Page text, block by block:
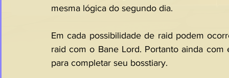
mesma lógica do segundo dia.
Em cada possibilidade de raid podem
raid com o Bane Lord. Portanto ainda
para completar seu bosstiary.